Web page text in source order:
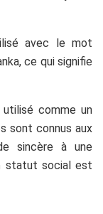
avec le mot
ce qui signifie
comme un
sont connus aux
sincère à une
statut social est